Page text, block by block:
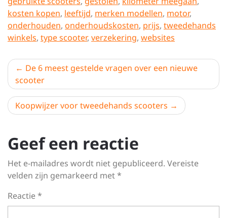
kosten kopen, leeftijd, merken modellen, motor,
onderhouden, onderhoudskosten, prijs, tweedehands
winkels, type scooter, verzekering, websites
Berichtnavigatie
De 6 meest gestelde vragen over een nieuwe
scooter
Koopwijzer voor tweedehands scooters
Geef een reactie
Het e-mailadres wordt niet gepubliceerd. Vereiste
velden zijn gemarkeerd met*
Reactie*